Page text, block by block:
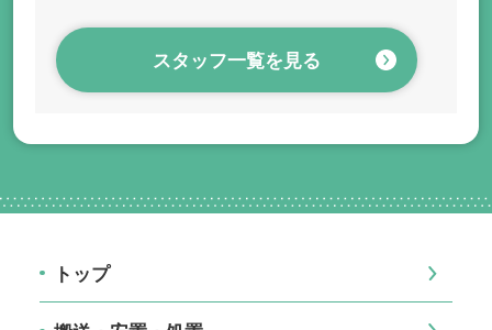
スタッフ一覧を見る
トップ